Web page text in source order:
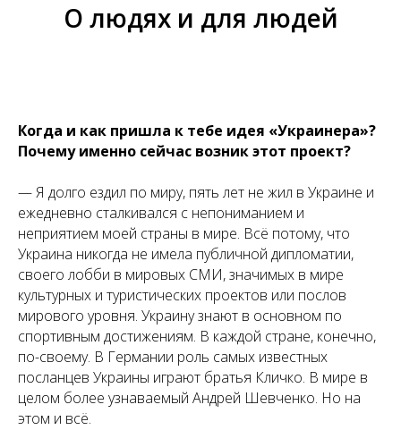
О людях и для людей
Когда и как пришла к тебе идея «Украинера»?
Почему именно сейчас возник этот проект?
— Я долго ездил по миру, пять лет не жил в Украине и
ежедневно сталкивался с непониманием и
неприятием моей страны в мире. Всё потому, что
Украина никогда не имела публичной дипломатии,
своего лобби в мировых СМИ, значимых в мире
культурных и туристических проектов или послов
мирового уровня. Украину знают в основном по
спортивным достижениям. В каждой стране, конечно,
по-своему. В Германии роль самых известных
посланцев Украины играют братья Кличко. В мире в
целом более узнаваемый Андрей Шевченко. Но на
этом и всё.